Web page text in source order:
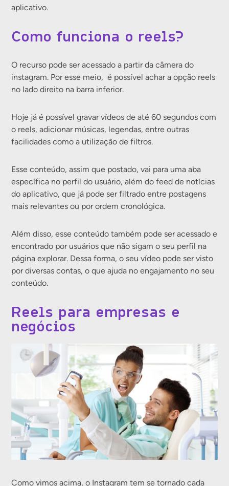
aplicativo.
Como funciona o reels?
O recurso pode ser acessado a partir da câmera do
instagram. Por esse meio, é possível achar a opção reels
no lado direito na barra inferior.
Hoje já é possível gravar vídeos de até 60 segundos com
o reels, adicionar músicas, legendas, entre outras
facilidades como a utilização de filtros.
Esse conteúdo, assim que postado, vai para uma aba
específica no perfil do usuário, além do feed de notícias
do aplicativo, que já pode ser filtrado entre postagens
mais relevantes ou por ordem cronológica.
Além disso, esse conteúdo também pode ser acessado e
encontrado por usuários que não sigam o seu perfil na
página explorar. Dessa forma, o seu vídeo pode ser visto
por diversas contas, o que ajuda no engajamento no seu
conteúdo.
Reels para empresas e
negócios
Como vimos acima, o Instagram tem se tornado cada